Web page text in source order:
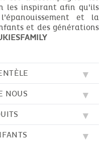
les inspirant afin qu’ils
et la
et des générations
(FAQ)
NOUS
NOUS